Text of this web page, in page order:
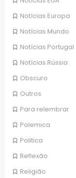
Notícias Europa
Notícias Mundo
Notícias Portugal
Notícias Rússia
Obscuro
Outros
Para relembrar
Polemica
Politica
Reflexão
Religião